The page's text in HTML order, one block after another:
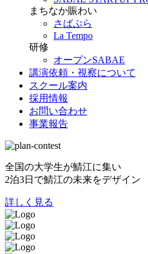
まちなか賑わい
さばぷら
La Tempo
研修
オープンSABAE
講演依頼・視察について
スクール案内
採用情報
お問い合わせ
事業報告
全国の大学生が鯖江に集い
2泊3日で鯖江の未来をデザイン
詳しく見る